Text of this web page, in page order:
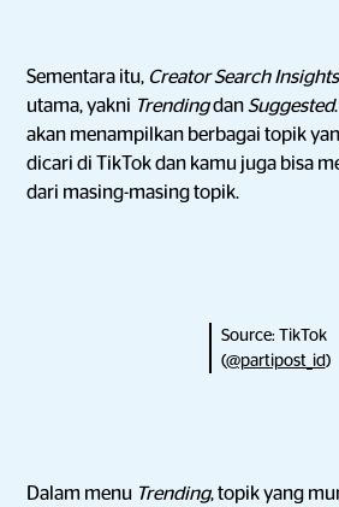
Sementara itu, Creator Search Insights
utama, yakni TrendingdanSuggested
akan menampilkan berbagai topik
dicari di TikTok dan kamu juga bisa
dari masing-masing topik.
Source: TikTok
(@partipost_id)
Dalam menu Trending, topik yang